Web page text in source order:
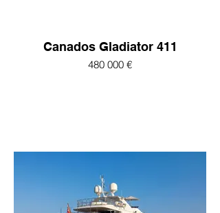
Canados Gladiator 411
480 000 €